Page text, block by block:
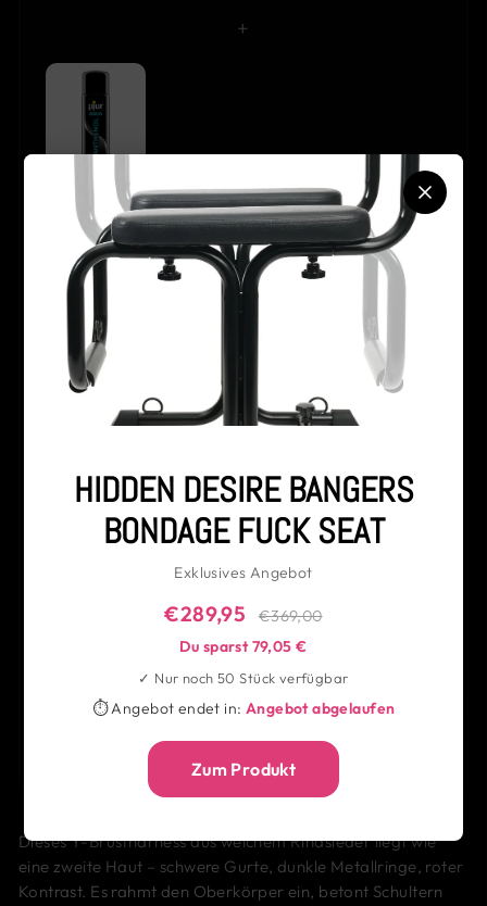
HIDDEN DESIRE BANGERS
BONDAGE FUCK SEAT
Exklusives Angebot
€289,95
€369,00
Du sparst 79,05 €
✓ Nur noch 50 Stück verfügbar
⏱ Angebot endet in: Angebot abgelaufen
Zum Produkt
+
pjur - AQUA
Panthenol
100ml
Swiss Navy - Toy
& Body Cleaner
Beliebte Kombination:ergänzt dein Produkt sinnvoll und
spart unnötige Suche.
KOMBINATION IN DEN WARENKORB
Häufig zusammen gekauft – für ein stimmiges Gesamtbild.
oder einzeln auswählen
Dieses Y-Brustharness aus weichem Rindsleder liegt wie
eine zweite Haut – schwere Gurte, dunkle Metallringe, roter
Kontrast. Es rahmt den Oberkörper ein, betont Schultern